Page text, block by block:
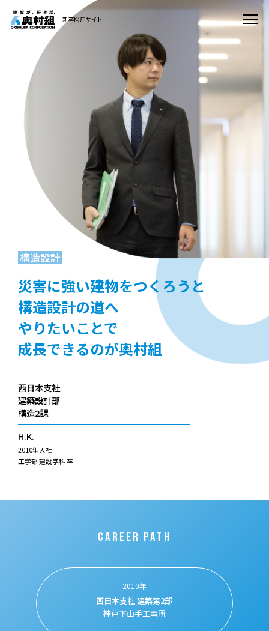
新卒採用サイト
構造設計
災害に強い建物をつくろうと
構造設計の道へ
やりたいことで
成長できるのが奥村組
西日本支社
建築設計部
構造2課
H.K.
2010年入社
工学部 建設学科 卒
CAREER PATH
2010年
西日本支社建築第2部
神戸下山手工事所